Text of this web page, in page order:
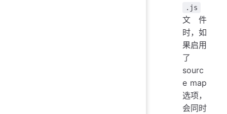
.js
文件
时，如
果启用
了
sourc
e map
选项，
会同时